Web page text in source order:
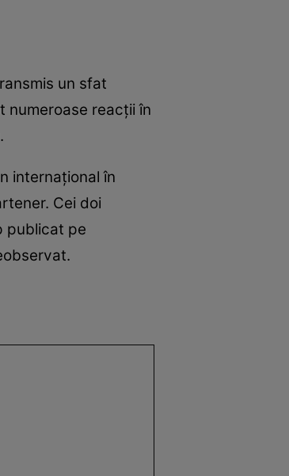
un sfat
numeroase reacții în
internațional în
Cei doi
publicat pe